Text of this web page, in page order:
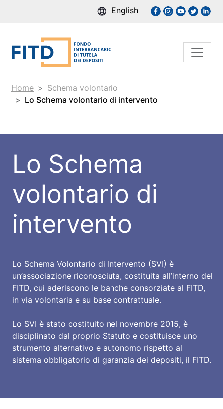
English
Home
Schema volontario
Lo Schema volontario di intervento
Lo Schema
volontario di
intervento
Lo Schema Volontario di Intervento (SVI) è
un’associazione riconosciuta, costituita all’interno del
FITD, cui aderiscono le banche consorziate al FITD,
in via volontaria e su base contrattuale.
Lo SVI è stato costituito nel novembre 2015, è
disciplinato dal proprio Statuto e costituisce uno
strumento alternativo e autonomo rispetto al
sistema obbligatorio di garanzia dei depositi, il FITD.